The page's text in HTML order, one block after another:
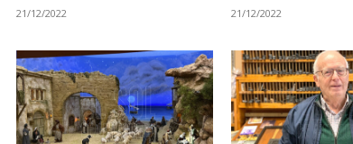
21/12/2022
21/12/2022